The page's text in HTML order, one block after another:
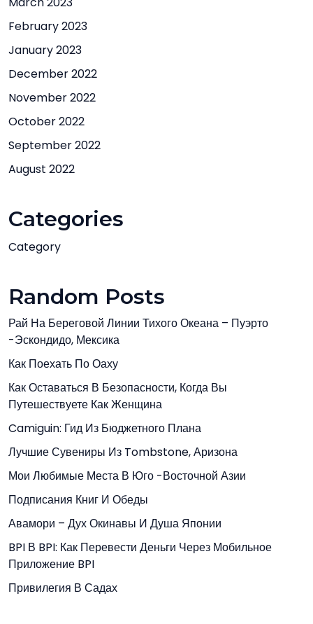
February 2023
January 2023
December 2022
November 2022
October 2022
September 2022
August 2022
Categories
Category
Random Posts
Рай На Береговой Линии Тихого Океана – Пуэрто
-Эскондидо, Мексика
Как Поехать По Оаху
Как Оставаться В Безопасности, Когда Вы
Путешествуете Как Женщина
Camiguin: Гид Из Бюджетного Плана
Лучшие Сувениры Из Tombstone, Аризона
Мои Любимые Места В Юго -Восточной Азии
Подписания Книг И Обеды
Авамори – Дух Окинавы И Душа Японии
BPI В BPI: Как Перевести Деньги Через Мобильное
Приложение BPI
Привилегия В Садах